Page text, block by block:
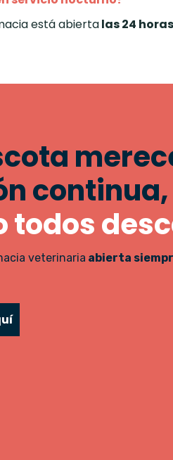
está abiertalas 24
continua,
todos
veterinaria abierta